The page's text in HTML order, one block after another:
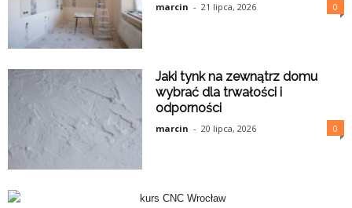
marcin - 21 lipca, 2026 0
Jaki tynk na zewnątrz domu
wybrać dla trwałości i
odporności
marcin - 20 lipca, 2026 0